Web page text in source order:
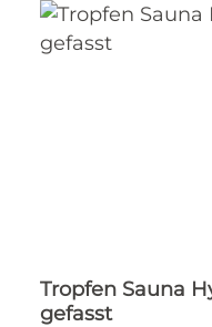
Tropfen Sauna
gefasst